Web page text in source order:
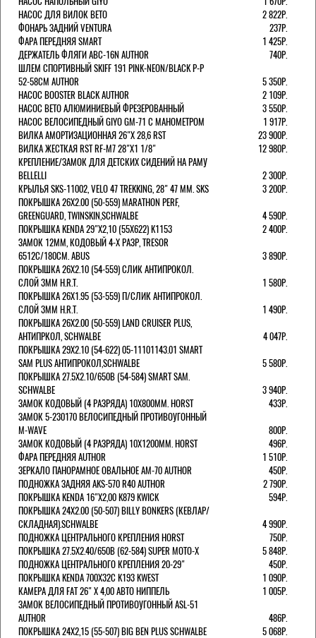
НАСОС ДЛЯ ВИЛОК ВЕТО
2 822Р.
ФОНАРЬ ЗАДНИЙ VENTURA
237Р.
ФАРА ПЕРЕДНЯЯ SMART
1 425Р.
ДЕРЖАТЕЛЬ ФЛЯГИ ABC-16N AUTHOR
740Р.
ШЛЕМ СПОРТИВНЫЙ SKIFF 191 PINK-NEON/BLACK Р-Р
52-58СМ AUTHOR
5 350Р.
НАСОС BOOSTER BLACK AUTHOR
2 109Р.
НАСОС BETO АЛЮМИНИЕВЫЙ ФРЕЗЕРОВАННЫЙ
3 550Р.
НАСОС ВЕЛОСИПЕДНЫЙ GIYO GM-71 С МАНОМЕТРОМ
1 917Р.
ВИЛКА АМОРТИЗАЦИОННАЯ 26"Х 28,6 RST
23 900Р.
ВИЛКА ЖЕСТКАЯ RST RF-M7 28"Х1 1/8"
12 980Р.
КРЕПЛЕНИЕ/ЗАМОК ДЛЯ ДЕТСКИХ СИДЕНИЙ НА РАМУ
BELLELLI
2 300Р.
КРЫЛЬЯ SKS-11002, VELO 47 TREKKING, 28" 47 ММ. SKS
3 200Р.
ПОКРЫШКА 26X2.00 (50-559) MARATHON PERF,
GREENGUARD, TWINSKIN,SCHWALBE
4 590Р.
ПОКРЫШКА KENDA 29"Х2,10 (55X622) K1153
2 400Р.
ЗАМОК 12ММ, КОДОВЫЙ 4-Х РАЗР, TRESOR
6512C/180СМ. ABUS
3 890Р.
ПОКРЫШКА 26X2.10 (54-559) СЛИК АНТИПРОКОЛ.
СЛОЙ 3ММ H.R.T.
1 580Р.
ПОКРЫШКА 26X1.95 (53-559) П/СЛИК АНТИПРОКОЛ.
СЛОЙ 3ММ H.R.T.
1 490Р.
ПОКРЫШКА 26X2.00 (50-559) LAND CRUISER PLUS,
АНТИПРКОЛ, SCHWALBE
4 047Р.
ПОКРЫШКА 29X2.10 (54-622) 05-11101143.01 SMART
SAM PLUS АНТИПРОКОЛ,SCHWALBE
5 580Р.
ПОКРЫШКА 27.5X2.10/650B (54-584) SMART SAM.
SCHWALBE
3 940Р.
ЗАМОК КОДОВЫЙ (4 РАЗРЯДА) 10Х800ММ. HORST
433Р.
ЗАМОК 5-230170 ВЕЛОСИПЕДНЫЙ ПРОТИВОУГОННЫЙ
M-WAVE
800Р.
ЗАМОК КОДОВЫЙ (4 РАЗРЯДА) 10Х1200ММ. HORST
496Р.
ФАРА ПЕРЕДНЯЯ AUTHOR
1 510Р.
ЗЕРКАЛО ПАНОРАМНОЕ ОВАЛЬНОЕ AM-70 AUTHOR
450Р.
ПОДНОЖКА ЗАДНЯЯ AKS-570 R40 AUTHOR
2 790Р.
ПОКРЫШКА KENDA 16"Х2,00 K879 KWICK
594Р.
ПОКРЫШКА 24X2.00 (50-507) BILLY BONKERS (КЕВЛАР/
СКЛАДНАЯ).SCHWALBE
4 990Р.
ПОДНОЖКА ЦЕНТРАЛЬНОГО КРЕПЛЕНИЯ HORST
750Р.
ПОКРЫШКА 27.5X2.40/650B (62-584) SUPER MOTO-X
5 848Р.
ПОДНОЖКА ЦЕНТРАЛЬНОГО КРЕПЛЕНИЯ 20-29"
450Р.
ПОКРЫШКА KENDA 700Х32С K193 KWEST
1 090Р.
КАМЕРА ДЛЯ FAT 26" X 4,00 АВТО НИППЕЛЬ
1 005Р.
ЗАМОК ВЕЛОСИПЕДНЫЙ ПРОТИВОУГОННЫЙ ASL-51
AUTHOR
486Р.
ПОКРЫШКА 24X2,15 (55-507) BIG BEN PLUS SCHWALBE
5 068Р.